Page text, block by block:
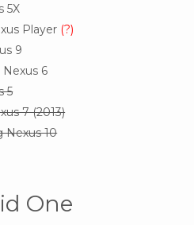
5X
Player (?)
9
6
5
7 (2013)
Nexus 10
One